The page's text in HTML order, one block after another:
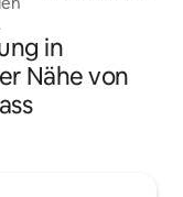
Etagenbett für 6
Schlafzimmer
in
Nähe von